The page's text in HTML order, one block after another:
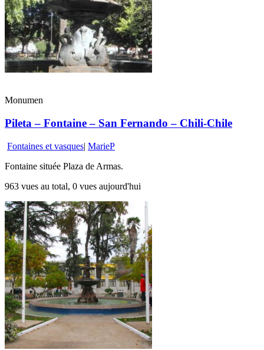
Monumen
Pileta – Fontaine – San Fernando – Chili-Chile
Fontaines et vasques| MarieP
Fontaine située Plaza de Armas.
963 vues au total, 0 vues aujourd'hui